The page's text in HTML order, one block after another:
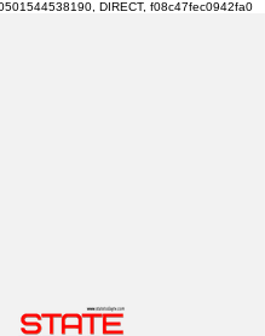
DIRECT, f08c47fec0942fa0